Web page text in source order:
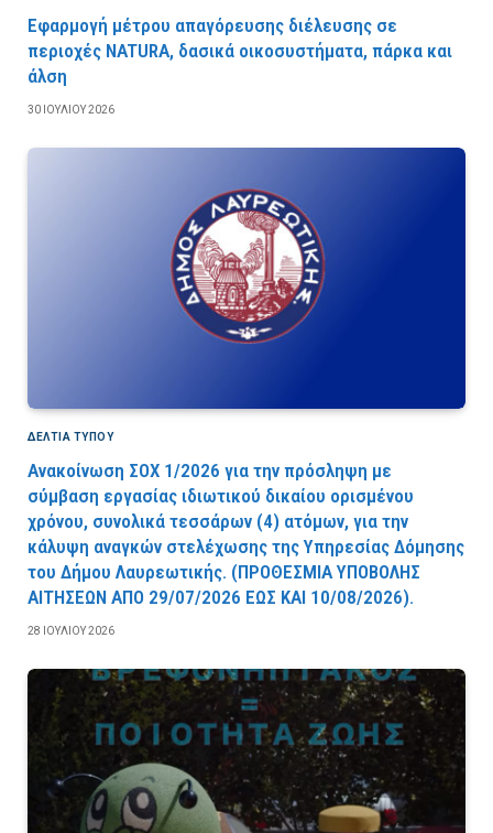
Εφαρμογή μέτρου απαγόρευσης διέλευσης σε
περιοχές NATURA, δασικά οικοσυστήματα, πάρκα και
άλση
30 ΙΟΥΛΊΟΥ 2026
ΔΕΛΤΙΑ ΤΥΠΟΥ
Ανακοίνωση ΣΟΧ 1/2026 για την πρόσληψη με
σύμβαση εργασίας ιδιωτικού δικαίου ορισμένου
χρόνου, συνολικά τεσσάρων (4) ατόμων, για την
κάλυψη αναγκών στελέχωσης της Υπηρεσίας Δόμησης
του Δήμου Λαυρεωτικής. (ΠPOΘEΣMIA YΠOBOΛHΣ
AITHΣEΩN AΠO 29/07/2026 EΩΣ KAI 10/08/2026).
28 ΙΟΥΛΊΟΥ 2026